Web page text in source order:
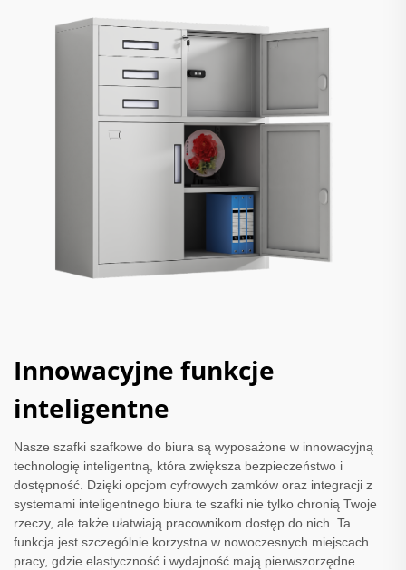
Innowacyjne funkcje
inteligentne
Nasze szafki szafkowe do biura są wyposażone w innowacyjną
technologię inteligentną, która zwiększa bezpieczeństwo i
dostępność. Dzięki opcjom cyfrowych zamków oraz integracji z
systemami inteligentnego biura te szafki nie tylko chronią Twoje
rzeczy, ale także ułatwiają pracownikom dostęp do nich. Ta
funkcja jest szczególnie korzystna w nowoczesnych miejscach
pracy, gdzie elastyczność i wydajność mają pierwszorzędne